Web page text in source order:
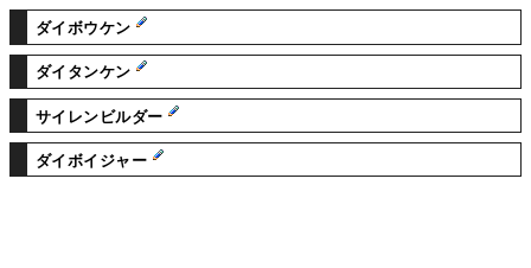
ダイボウケン
ダイタンケン
サイレンビルダー
ダイボイジャー